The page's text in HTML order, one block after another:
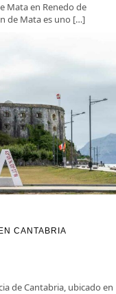
Mata en Renedo de
de Mata es uno […]
CANTABRIA
de Cantabria, ubicado en